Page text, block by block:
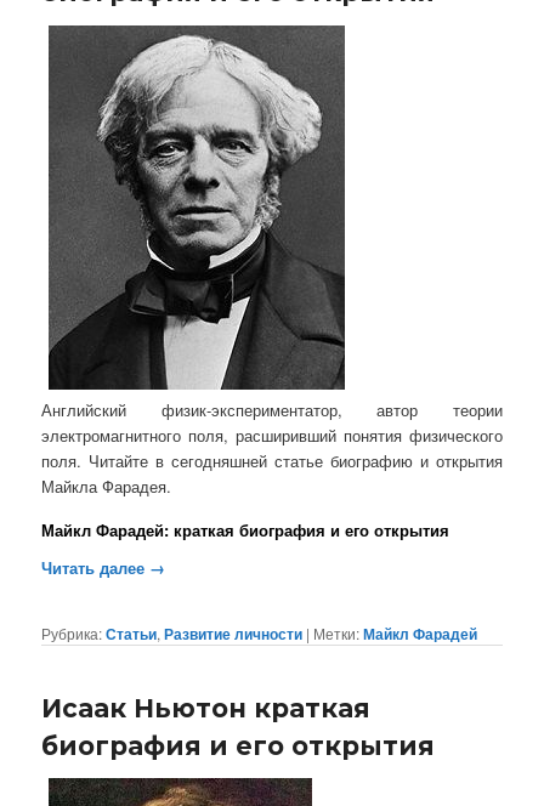
Английский физик-экспериментатор, автор теории
электромагнитного поля, расширивший понятия физического
поля. Читайте в сегодняшней статье биографию и открытия
Майкла Фарадея.
Майкл Фарадей: краткая биография и его открытия
Читать далее →
Рубрика:Статьи,Развитие личности | Метки:Майкл Фарадей
Исаак Ньютон краткая
биография и его открытия